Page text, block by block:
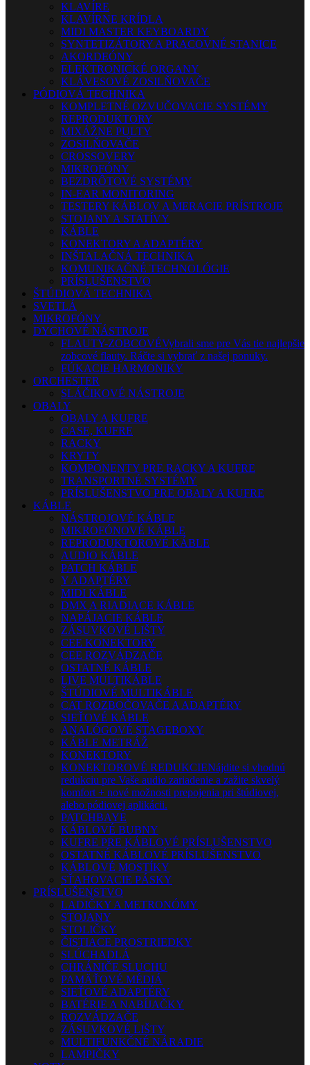
KLAVÍRE
KLAVÍRNE KRÍDLA
MIDI MASTER KEYBOARDY
SYNTETIZÁTORY A PRACOVNÉ STANICE
AKORDEÓNY
ELEKTRONICKÉ ORGANY
KLÁVESOVÉ ZOSILŇOVAČE
PÓDIOVÁ TECHNIKA
KOMPLETNÉ OZVUČOVACIE SYSTÉMY
REPRODUKTORY
MIXÁŽNE PULTY
ZOSILŇOVAČE
CROSSOVERY
MIKROFÓNY
BEZDRÔTOVÉ SYSTÉMY
IN-EAR MONITORING
TESTERY KÁBLOV A MERACIE PRÍSTROJE
STOJANY A STATÍVY
KÁBLE
KONEKTORY A ADAPTÉRY
INŠTALAČNÁ TECHNIKA
KOMUNIKAČNÉ TECHNOLÓGIE
PRÍSLUŠENSTVO
ŠTÚDIOVÁ TECHNIKA
SVETLÁ
MIKROFÓNY
DYCHOVÉ NÁSTROJE
FLAUTY-ZOBCOVÉVybrali sme pre Vás tie najlepšie
zobcové flauty. Ráčte si vybrať z našej ponuky.
FÚKACIE HARMONIKY
ORCHESTER
SLÁČIKOVÉ NÁSTROJE
OBALY
OBALY A KUFRE
CASE, KUFRE
RACKY
KRYTY
KOMPONENTY PRE RACKY A KUFRE
TRANSPORTNÉ SYSTÉMY
PRÍSLUŠENSTVO PRE OBALY A KUFRE
KÁBLE
NÁSTROJOVÉ KÁBLE
MIKROFÓNOVÉ KÁBLE
REPRODUKTOROVÉ KÁBLE
AUDIO KÁBLE
PATCH KÁBLE
Y ADAPTÉRY
MIDI KÁBLE
DMX A RIADIACE KÁBLE
NAPÁJACIE KÁBLE
ZÁSUVKOVÉ LIŠTY
CEE KONEKTORY
CEE ROZVÁDZAČE
OSTATNÉ KÁBLE
LIVE MULTIKÁBLE
ŠTÚDIOVÉ MULTIKÁBLE
CAT ROZBOČOVAČE A ADAPTÉRY
SIEŤOVÉ KÁBLE
ANALÓGOVÉ STAGEBOXY
KÁBLE METRÁŽ
KONEKTORY
KONEKTOROVÉ REDUKCIENájdite si vhodnú
redukciu pre Vaše audio zariadenie a zažite skvelý
komfort + nové možnosti prepojenia pri štúdiovej,
alebo pódiovej aplikácii.
PATCHBAYE
KÁBLOVÉ BUBNY
KUFRE PRE KÁBLOVÉ PRÍSLUŠENSTVO
OSTATNÉ KÁBLOVÉ PRÍSLUŠENSTVO
KÁBLOVÉ MOSTÍKY
SŤAHOVACIE PÁSKY
PRÍSLUŠENSTVO
LADIČKY A METRONÓMY
STOJANY
STOLIČKY
ČISTIACE PROSTRIEDKY
SLÚCHADLÁ
CHRÁNIČE SLUCHU
PAMÄŤOVÉ MÉDIÁ
SIEŤOVÉ ADAPTÉRY
BATÉRIE A NABÍJAČKY
ROZVÁDZAČE
ZÁSUVKOVÉ LIŠTY
MULTIFUNKČNÉ NÁRADIE
LAMPIČKY